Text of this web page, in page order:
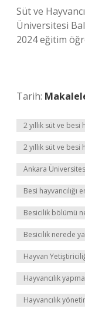
Süt ve
Üniversitesi
2024 eğitim
Tarih:
2 yıllık süt ve besi
2 yıllık süt ve besi
Ankara
Besi hayvancılığı
Besicilik bölümü
Besicilik nerede
Hayvan
Hayvancılık
Hayvancılık